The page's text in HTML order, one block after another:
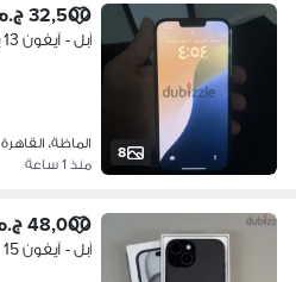
8
32,500 ج.م
آبل - آيفون 13 برو ماكس
الماظة، القاهرة
منذ 1 ساعة
48,000 ج.م
آبل - آيفون 15